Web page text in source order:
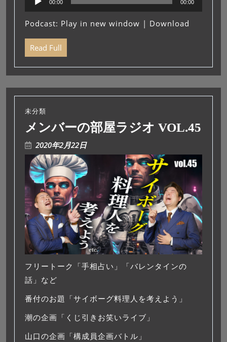
プ
レ
ー
ヤ
00:00 00:00
Podcast: Play in new window | Download
Read Full
未分類
メンバーの部屋ラジオ VOL.45
2020年2月22日
フリートーク「手相占い」「バレンタインの
話」など
番付のお題「サイボーグ料理人を考えよう」
潮の企画「くじ引きお笑いライブ」
山口の企画「構成員企画バトル」